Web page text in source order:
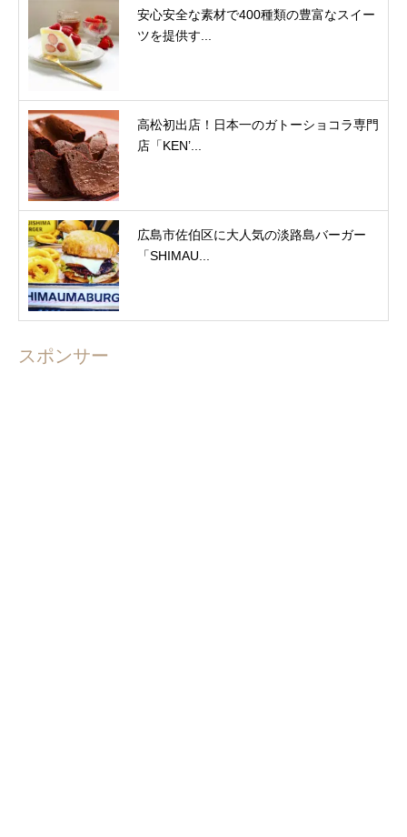
安心安全な素材で400種類の豊富なスイー
ツを提供す...
高松初出店！日本一のガトーショコラ専門
店「KEN’...
広島市佐伯区に大人気の淡路島バーガー
「SHIMAU...
スポンサー